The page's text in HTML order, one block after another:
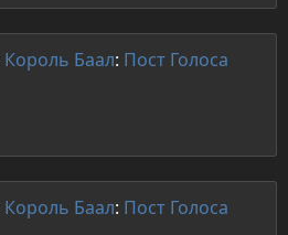
Король Баал: Пост Голоса
Король Баал: Пост Голоса